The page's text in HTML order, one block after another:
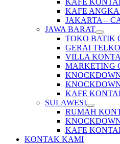
KAFE
KAFE
JAKARTA –
JAWA BARAT
TOKO BATIK
GERAI
VILLA
MARKETING
KAFE
SULAWESI
RUMAH
KAFE
KONTAK KAMI